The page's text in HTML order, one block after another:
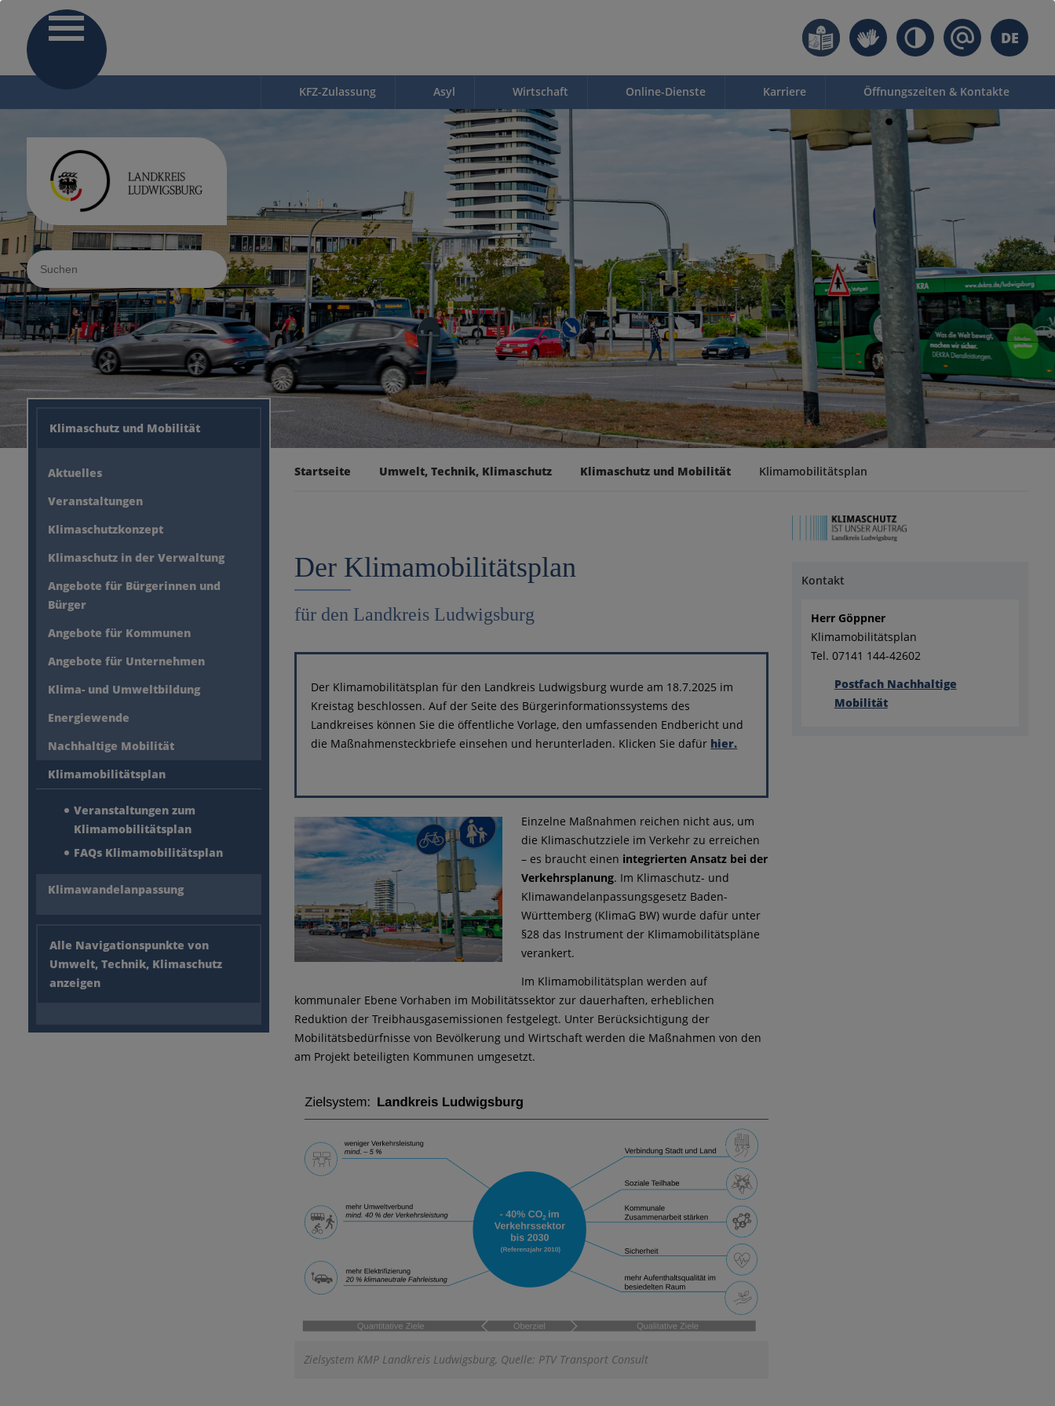
DE
KFZ-Zulassung Asyl Wirtschaft Online-Dienste Karriere Öffnungszeiten & Kontakte
Sucheingabe
Klimaschutz und Mobilität
Aktuelles
Veranstaltungen
Klimaschutzkonzept
Klimaschutz in der Verwaltung
Angebote für Bürgerinnen und
Bürger
Angebote für Kommunen
Angebote für Unternehmen
Klima- und Umweltbildung
Energiewende
Nachhaltige Mobilität
Klimamobilitätsplan
Veranstaltungen zum
Klimamobilitätsplan
FAQs Klimamobilitätsplan
Klimawandelanpassung
Alle Navigationspunkte von
Umwelt, Technik, Klimaschutz
anzeigen
Startseite Umwelt, Technik, Klimaschutz Klimaschutz und Mobilität Klimamobilitätsplan
Der Klimamobilitätsplan
für den Landkreis Ludwigsburg
Der Klimamobilitätsplan für den Landkreis Ludwigsburg wurde am 18.7.2025 im
Kreistag beschlossen. Auf der Seite des Bürgerinformationssystems des
Landkreises können Sie die öffentliche Vorlage, den umfassenden Endbericht und
die Maßnahmensteckbriefe einsehen und herunterladen. Klicken Sie dafür hier.
Einzelne Maßnahmen reichen nicht aus, um
die Klimaschutzziele im Verkehr zu erreichen
– es braucht einen integrierten Ansatz bei der
Verkehrsplanung. Im Klimaschutz- und
Klimawandelanpassungsgesetz Baden-
Württemberg (KlimaG BW) wurde dafür unter
§28 das Instrument der Klimamobilitätspläne
verankert.
Im Klimamobilitätsplan werden auf
kommunaler Ebene Vorhaben im Mobilitätssektor zur dauerhaften, erheblichen
Reduktion der Treibhausgasemissionen festgelegt. Unter Berücksichtigung der
Mobilitätsbedürfnisse von Bevölkerung und Wirtschaft werden die Maßnahmen von den
am Projekt beteiligten Kommunen umgesetzt.
Zielsystem KMP Landkreis Ludwigsburg, Quelle: PTV Transport Consult
Kontakt
Herr Göppner
Klimamobilitätsplan
Tel. 07141 144-42602
Postfach Nachhaltige
Mobilität